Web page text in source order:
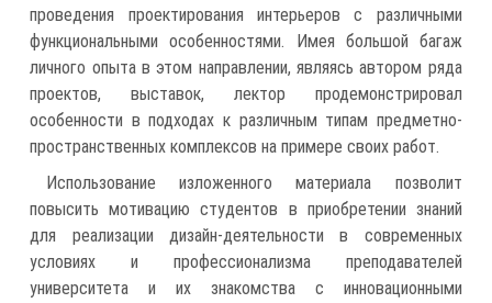
проведения проектирования интерьеров с различными
функциональными особенностями. Имея большой багаж
личного опыта в этом направлении, являясь автором ряда
проектов, выставок, лектор продемонстрировал
особенности в подходах к различным типам предметно-
пространственных комплексов на примере своих работ.
Использование изложенного материала позволит
повысить мотивацию студентов в приобретении знаний
для реализации дизайн-деятельности в современных
условиях и профессионализма преподавателей
университета и их знакомства с инновационными